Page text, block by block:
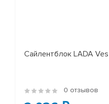
Сайлентблок LADA
0 отзывов